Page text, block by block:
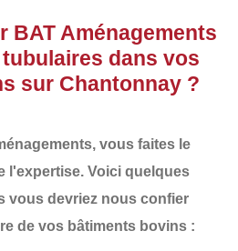
BAT Aménagements
dans vos
sur Chantonnay ?
, vous faites le
l'expertise. Voici quelques
vous devriez nous confier
de vos bâtiments bovins :